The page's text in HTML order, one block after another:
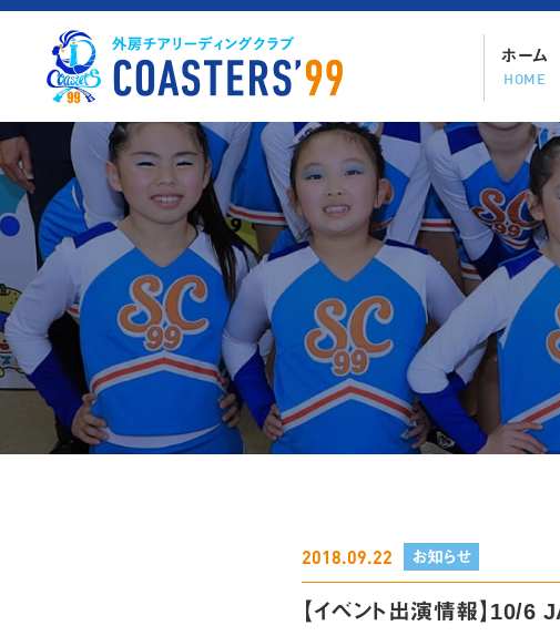
ン
ツ
へ
ス
ッ
プ
ホーム
HOME
2018.09.22 お知らせ
【イベント出演情報】10/